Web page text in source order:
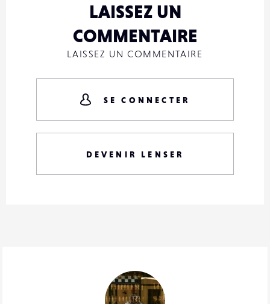
LAISSEZ UN
COMMENTAIRE
LAISSEZ UN COMMENTAIRE
SE CONNECTER
DEVENIR LENSER